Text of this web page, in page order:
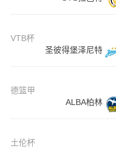
VTB杯
圣彼得堡泽尼特
德篮甲
ALBA柏林
土伦杯